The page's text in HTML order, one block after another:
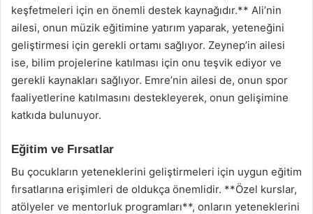
keşfetmeleri için en önemli destek kaynağıdır.** Ali’nin
ailesi, onun müzik eğitimine yatırım yaparak, yeteneğini
geliştirmesi için gerekli ortamı sağlıyor. Zeynep’in ailesi
ise, bilim projelerine katılması için onu teşvik ediyor ve
gerekli kaynakları sağlıyor. Emre’nin ailesi de, onun spor
faaliyetlerine katılmasını destekleyerek, onun gelişimine
katkıda bulunuyor.
Eğitim ve Fırsatlar
Bu çocukların yeteneklerini geliştirmeleri için uygun eğitim
fırsatlarına erişimleri de oldukça önemlidir. **Özel kurslar,
atölyeler ve mentorluk programları**, onların yeteneklerini